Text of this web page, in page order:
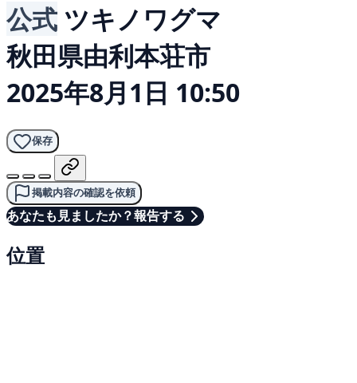
公式 ツキノワグマ
秋田県由利本荘市
2025年8月1日 10:50
保存
掲載内容の確認を依頼
あなたも見ましたか？報告する
位置